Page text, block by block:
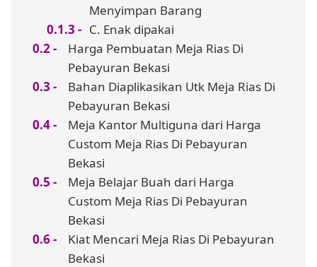
Menyimpan Barang
C. Enak dipakai
Harga Pembuatan Meja Rias Di
Pebayuran Bekasi
Bahan Diaplikasikan Utk Meja Rias Di
Pebayuran Bekasi
Meja Kantor Multiguna dari Harga
Custom Meja Rias Di Pebayuran
Bekasi
Meja Belajar Buah dari Harga
Custom Meja Rias Di Pebayuran
Bekasi
Kiat Mencari Meja Rias Di Pebayuran
Bekasi